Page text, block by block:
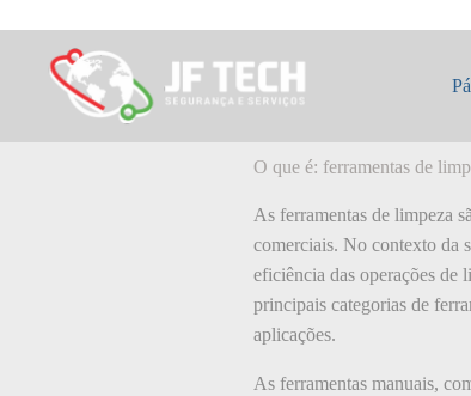
para
conteúdo
O que é:
O que é: ferramentas de
As ferramentas de limpeza
comerciais. No contexto da
eficiência das operações de
principais categorias de
aplicações.
As ferramentas manuais,